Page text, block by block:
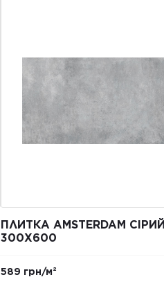
ПЛИТКА AMSTERDAM СІРИЙ
300Х600
589 грн/м²